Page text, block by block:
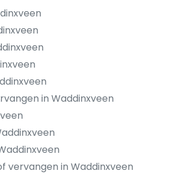
in Waddinxveen
vervangen in Waddinxveen